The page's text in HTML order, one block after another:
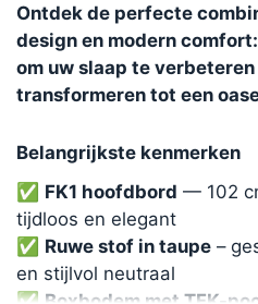
Ontdek de perfecte
design en modern
om uw slaap te
transformeren tot een
Belangrijkste kenmerken
✅ FK1 hoofdbord — 102
tijdloos en elegant
✅ Ruwe stof in taupe –
en stijlvol neutraal